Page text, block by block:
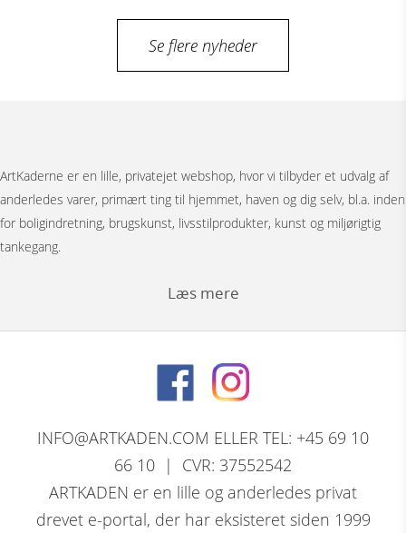
Se flere nyheder
ArtKaderne er en lille, privatejet webshop, hvor vi tilbyder et udvalg af
anderledes varer, primært ting til hjemmet, haven og dig selv, bl.a. inden
for boligindretning, brugskunst, livsstilprodukter, kunst og miljørigtig
tankegang.
Læs mere
Bag menuen ”Figurer” gemmer der sig et stort udvalg af
modeller. Vi har bronzefigurer, dyrefigurer, figurer i resin, Thai figurer,
Tranepar i bronze og retro træfigurer.
David Marshall, den skotsk / spanske skulptørs komplette program af
INFO@ARTKADEN.COM ELLER TEL: +45 69 10
66 10 | CVR: 37552542
ARTKADEN er en lille og anderledes privat
drevet e-portal, der har eksisteret siden 1999